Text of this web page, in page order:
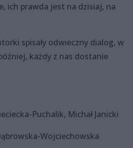
ich prawda jest na dzisiaj, na
spisały odwieczny dialog, w
każdy z nas dostanie
Puchalik, Michał Janicki
Wojciechowska